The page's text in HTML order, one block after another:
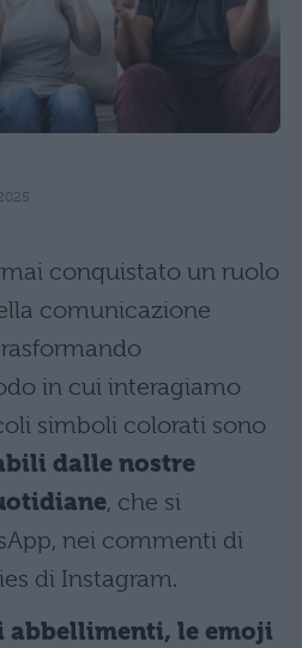
conquistato un ruolo
comunicazione
in cui interagiamo
simboli colorati sono
dalle nostre
, che si
nei commenti di
di Instagram.
abbellimenti, le emoji